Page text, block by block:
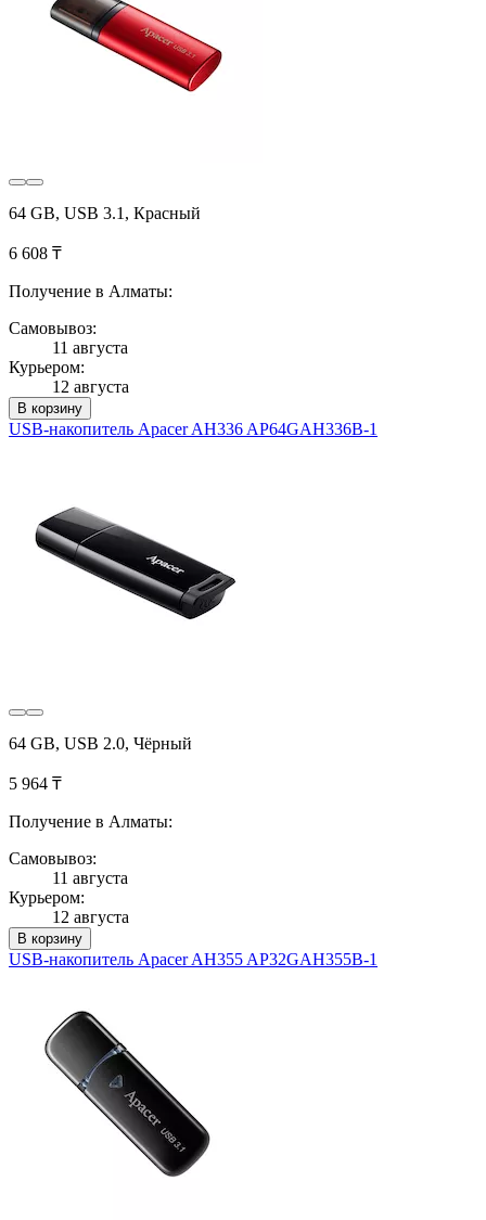
64 GB, USB 3.1, Красный
6 608 ₸
Получение в Алматы:
Самовывоз:
11 августа
Курьером:
12 августа
В корзину
USB-накопитель Apacer AH336 AP64GAH336B-1
64 GB, USB 2.0, Чёрный
5 964 ₸
Получение в Алматы:
Самовывоз:
11 августа
Курьером:
12 августа
В корзину
USB-накопитель Apacer AH355 AP32GAH355B-1